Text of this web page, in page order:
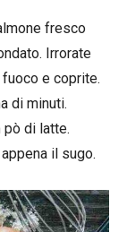
fresco
Irrorate
e coprite.
di minuti.
pò di latte.
il sugo.